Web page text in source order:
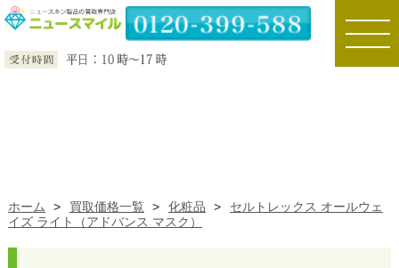
toggle
ホーム > 買取価格一覧 > 化粧品 >
セルトレックス オールウェ
イズ ライト（アドバンス マスク）